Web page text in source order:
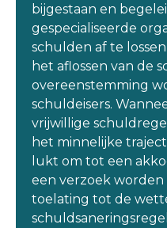
bijgestaan en
gespecialiseerde
schulden af te
het aflossen van de
overeenstemming
schuldeisers.
vrijwillige
het minnelijke
lukt om tot een
een verzoek
toelating tot de